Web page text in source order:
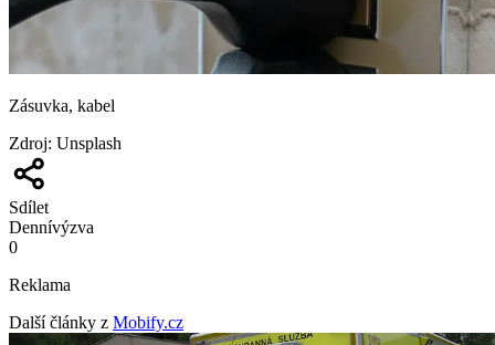
Zásuvka, kabel
Zdroj: Unsplash
Sdílet
Dennívýzva
0
Reklama
Další články z Mobify.cz